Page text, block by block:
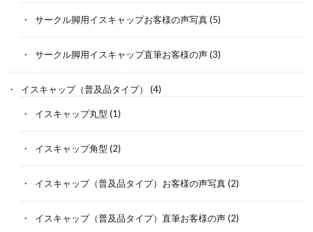
サークル脚用イスキャップお客様の声写真(5)
サークル脚用イスキャップ直筆お客様の声(3)
イスキャップ（普及品タイプ） (4)
イスキャップ丸型 (1)
イスキャップ角型 (2)
イスキャップ（普及品タイプ）お客様の声写真(2)
イスキャップ（普及品タイプ）直筆お客様の声(2)